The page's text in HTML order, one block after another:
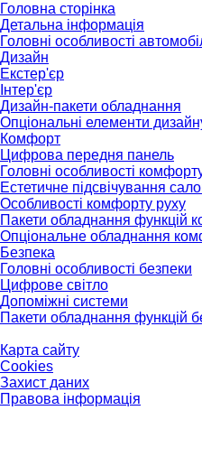
Головна сторінка
Детальна інформація
Головні особливості
Дизайн
Екстер'єр
Інтер'єр
Дизайн-пакети обладнання
Опціональні елементи
Комфорт
Цифрова передня панель
Головні особливості
Естетичне підсвічування
Особливості комфорту руху
Пакети обладнання функцій
Опціональне обладнання
Безпека
Головні особливості безпеки
Цифрове світло
Допоміжні системи
Пакети обладнання функцій
Карта сайту
Cookies
Захист даних
Правова інформація